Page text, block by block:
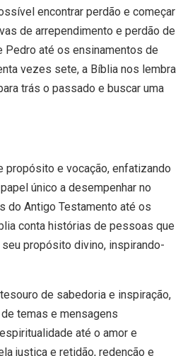
encontrar perdão e começar
de arrependimento e perdão de
Pedro até os ensinamentos de
vezes sete, a Bíblia nos lembra
trás o passado e buscar uma
propósito e vocação, enfatizando
único a desempenhar no
do Antigo Testamento até os
conta histórias de pessoas que
propósito divino, inspirando-
de sabedoria e inspiração,
temas e mensagens
até o amor e
justiça e retidão, redenção e